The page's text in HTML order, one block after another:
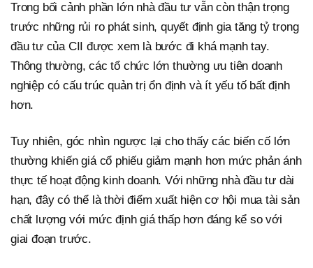
Trong bối cảnh phần lớn nhà đầu tư vẫn còn thận trọng
trước những rủi ro phát sinh, quyết định gia tăng tỷ trọng
đầu tư của CII được xem là bước đi khá mạnh tay.
Thông thường, các tổ chức lớn thường ưu tiên doanh
nghiệp có cấu trúc quản trị ổn định và ít yếu tố bất định
hơn.
Tuy nhiên, góc nhìn ngược lại cho thấy các biến cố lớn
thường khiến giá cổ phiếu giảm mạnh hơn mức phản ánh
thực tế hoạt động kinh doanh. Với những nhà đầu tư dài
hạn, đây có thể là thời điểm xuất hiện cơ hội mua tài sản
chất lượng với mức định giá thấp hơn đáng kể so với
giai đoạn trước.